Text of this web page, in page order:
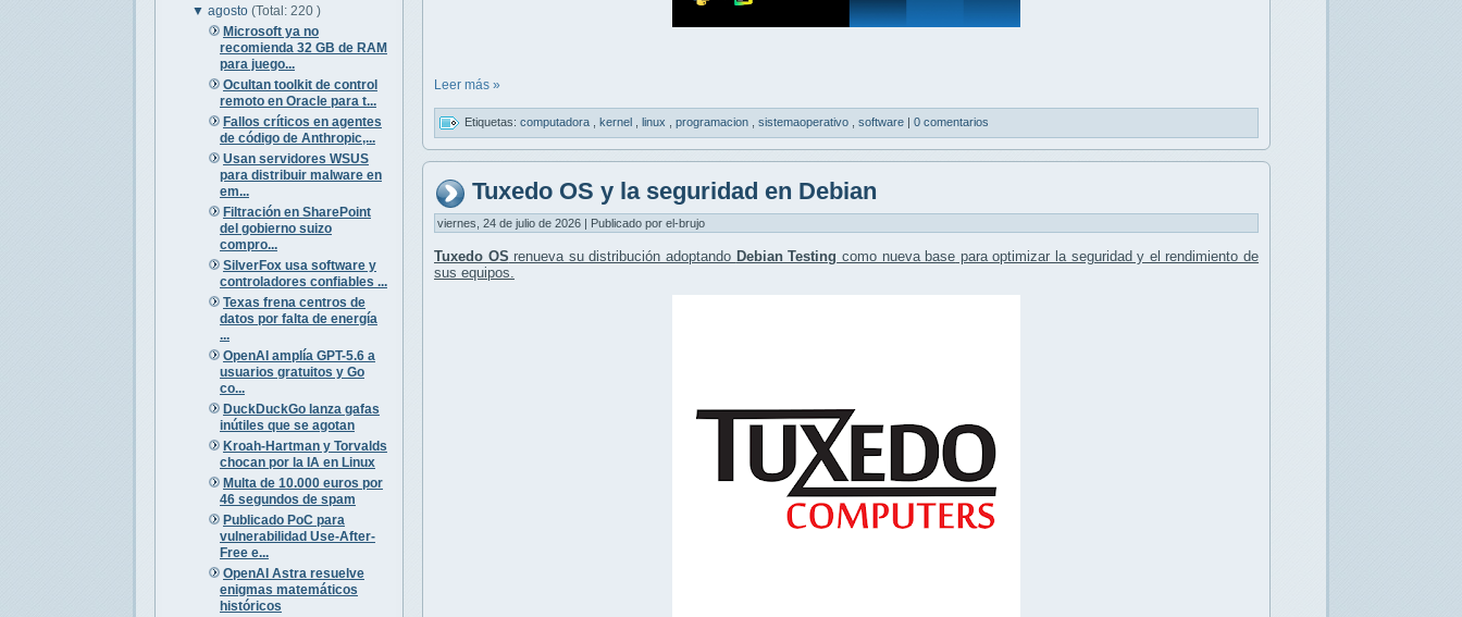
▼agosto(Total: 220 )
Microsoft ya no
recomienda 32 GB de RAM
para juego...
Ocultan toolkit de control
remoto en Oracle para t...
Fallos críticos en agentes
de código de Anthropic,...
Usan servidores WSUS
para distribuir malware en
em...
Filtración en SharePoint
del gobierno suizo
compro...
SilverFox usa software y
controladores confiables ...
Texas frena centros de
datos por falta de energía
...
OpenAI amplía GPT-5.6 a
usuarios gratuitos y Go
co...
DuckDuckGo lanza gafas
inútiles que se agotan
Kroah-Hartman y Torvalds
chocan por la IA en Linux
Multa de 10.000 euros por
46 segundos de spam
Publicado PoC para
vulnerabilidad Use-After-
Free e...
OpenAI Astra resuelve
enigmas matemáticos
históricos
Leer más »
Etiquetas: computadora kernel linux programacion sistemaoperativo software | 0 comentarios
Tuxedo OS y la seguridad en Debian
viernes, 24 de julio de 2026 | Publicado por el-brujo
Tuxedo OS renueva su distribución adoptando Debian Testing como nueva base para optimizar la seguridad y el rendimiento de
sus equipos.